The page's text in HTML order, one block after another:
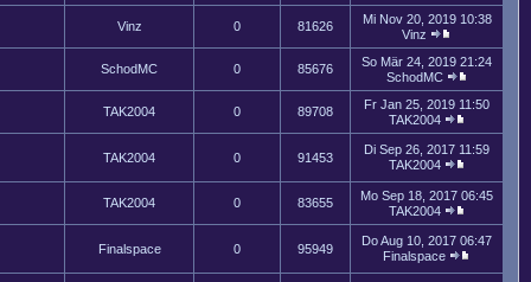
Vinz 0 81626
Mi Nov 20, 2019 10:38
Vinz
SchodMC 0 85676
So Mär 24, 2019 21:24
SchodMC
TAK2004 0 89708
Fr Jan 25, 2019 11:50
TAK2004
TAK2004 0 91453
Di Sep 26, 2017 11:59
TAK2004
TAK2004 0 83655
Mo Sep 18, 2017 06:45
TAK2004
Finalspace 0 95949
Do Aug 10, 2017 06:47
Finalspace